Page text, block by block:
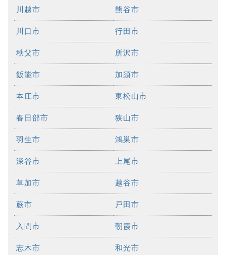
川越市 熊谷市
川口市 行田市
秩父市 所沢市
飯能市 加須市
本庄市 東松山市
春日部市 狭山市
羽生市 鴻巣市
深谷市 上尾市
草加市 越谷市
蕨市 戸田市
入間市 朝霞市
志木市 和光市